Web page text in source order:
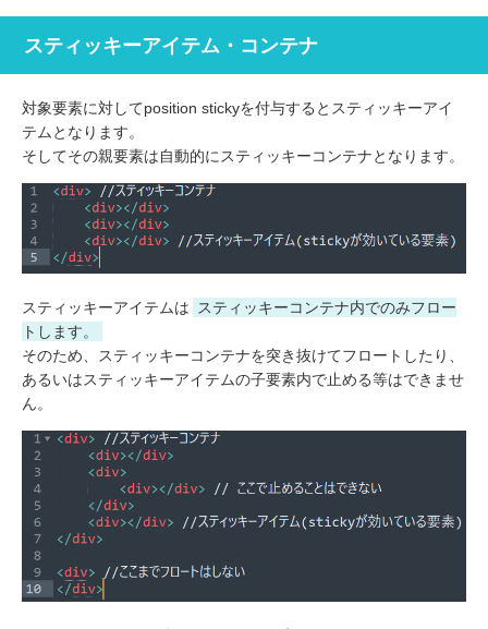
スティッキーアイテム・コンテナ
対象要素に対してposition stickyを付与するとスティッキーアイ
テムとなります。
そしてその親要素は自動的にスティッキーコンテナとなります。
スティッキーアイテムは
スティッキーコンテナ内でのみフロー
トします。
そのため、スティッキーコンテナを突き抜けてフロートしたり、
あるいはスティッキーアイテムの子要素内で止める等はできませ
ん。